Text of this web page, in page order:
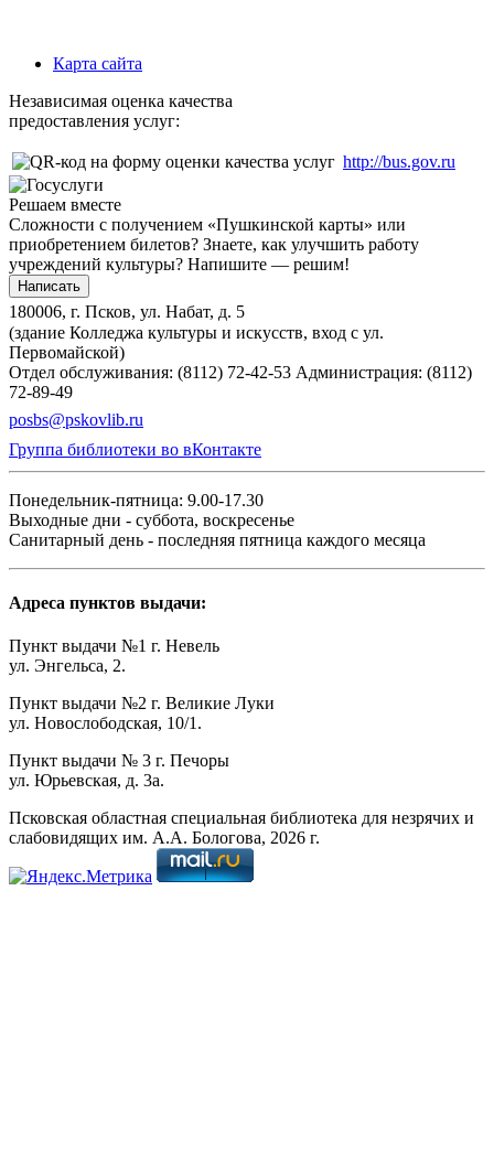
Карта сайта
Независимая оценка качества
предоставления услуг:
http://bus.gov.ru
Решаем вместе
Сложности с получением «Пушкинской карты» или
приобретением билетов? Знаете, как улучшить работу
учреждений культуры? Напишите — решим!
Написать
180006, г. Псков, ул. Набат, д. 5
(здание Колледжа культуры и искусств, вход с ул.
Первомайской)
Отдел обслуживания: (8112) 72-42-53 Администрация: (8112)
72-89-49
posbs@pskovlib.ru
Группа библиотеки во вКонтакте
Понедельник-пятница: 9.00-17.30
Выходные дни - суббота, воскресенье
Санитарный день - последняя пятница каждого месяца
Адреса пунктов выдачи:
Пункт выдачи №1 г. Невель
ул. Энгельса, 2.
Пункт выдачи №2 г. Великие Луки
ул. Новослободская, 10/1.
Пункт выдачи № 3 г. Печоры
ул. Юрьевская, д. 3а.
Псковская областная специальная библиотека для незрячих и
слабовидящих им. А.А. Бологова, 2026 г.